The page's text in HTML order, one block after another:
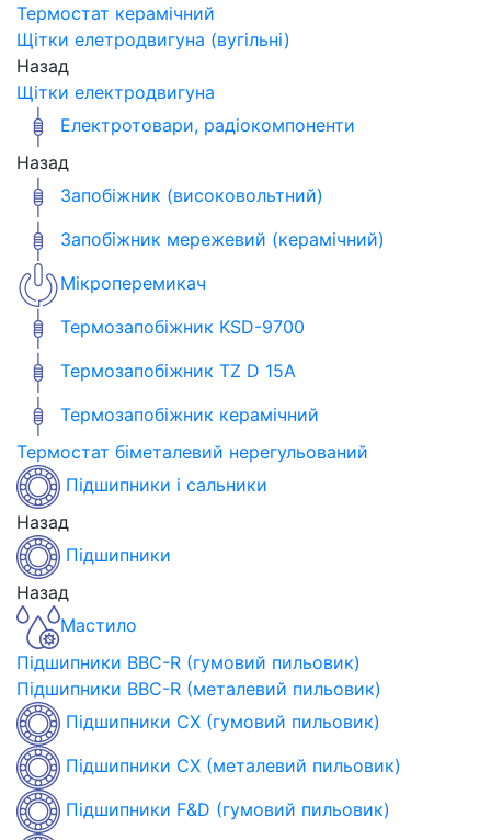
Термостат керамічний
Щітки елетродвигуна (вугільні)
Назад
Щітки електродвигуна
Електротовари, радіокомпоненти
Назад
Запобіжник (високовольтний)
Запобіжник мережевий (керамічний)
Мікроперемикач
Термозапобіжник KSD-9700
Термозапобіжник TZ D 15A
Термозапобіжник керамічний
Термостат біметалевий нерегульований
Підшипники і сальники
Назад
Підшипники
Назад
Мастило
Підшипники BBC-R (гумовий пильовик)
Підшипники BBC-R (металевий пильовик)
Підшипники CX (гумовий пильовик)
Підшипники CX (металевий пильовик)
Підшипники F&D (гумовий пильовик)